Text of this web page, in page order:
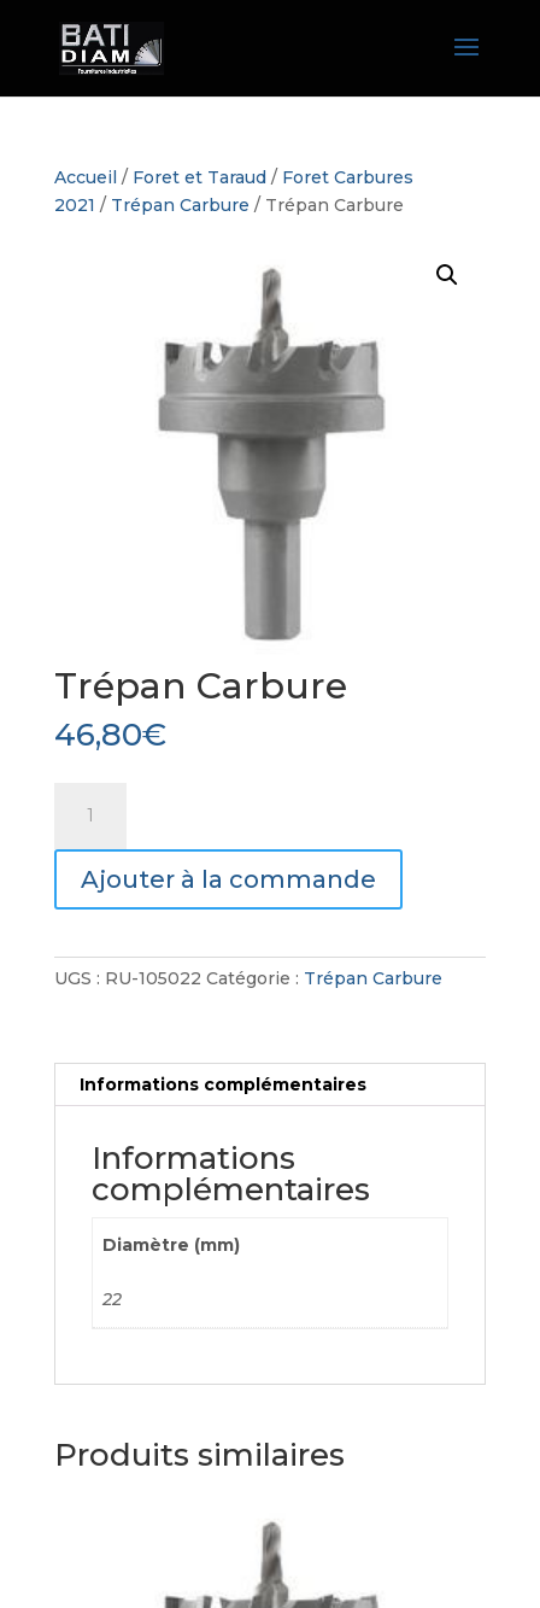
Accueil / Foret et Taraud/ Foret Carbures
2021 / Trépan Carbure / Trépan Carbure
Trépan Carbure
46,80€
Trépan
Carbure
Ajouter à la commande
UGS : RU-105022 Catégorie : Trépan Carbure
Informations complémentaires
Informations
complémentaires
Diamètre (mm)
22
Produits similaires